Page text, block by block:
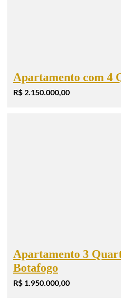
Apartamento com 4
R$ 2.150.000,00
Apartamento 3
Botafogo
R$ 1.950.000,00